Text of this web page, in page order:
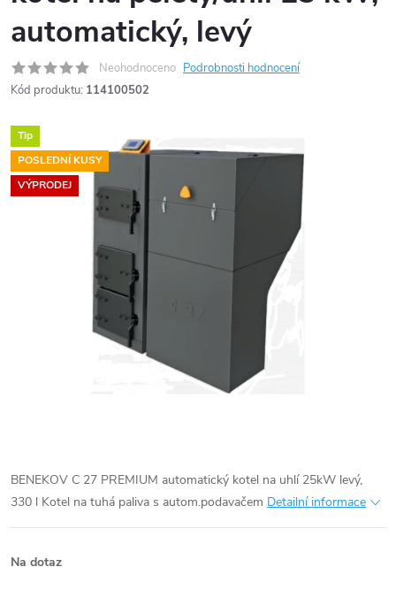
automatický, levý
Neohodnoceno Podrobnosti hodnocení
Kód produktu: 114100502
Tip
POSLEDNÍ KUSY
VÝPRODEJ
BENEKOV C 27 PREMIUM automatický kotel na uhlí 25kW levý,
330 l Kotel na tuhá paliva s autom.podavačem Detailní informace
Na dotaz